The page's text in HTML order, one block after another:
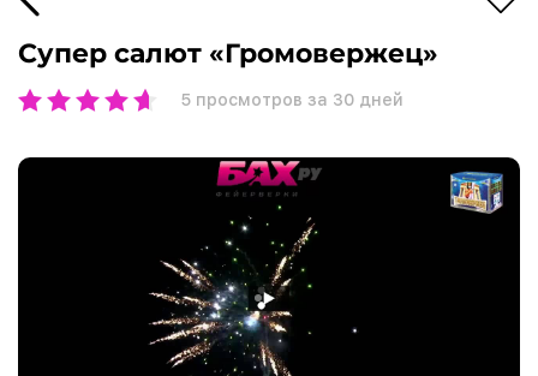
Супер салют «Громовержец»
5 просмотров за 30 дней